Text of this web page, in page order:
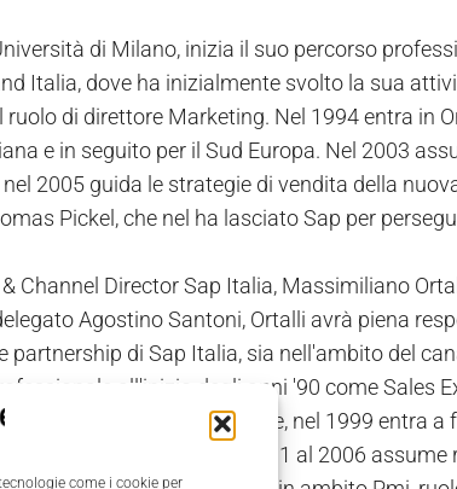
come i cookie per
di Milano, inizia il suo percorso
Italia, dove ha inizialmente svolto la sua
di direttore Marketing. Nel 1994 entra in
e in seguito per il Sud Europa. Nel 2003
2005 guida le strategie di vendita della
Pickel, che nel ha lasciato Sap per
Channel Director Sap Italia, Massimiliano
Agostino Santoni, Ortalli avrà piena
di Sap Italia, sia nell'ambito del
all'inizio degli anni '90 come Sales
il ruolo di Sales Executive, nel 1999 entra
In particolare, dal 2001 al 2006 assume